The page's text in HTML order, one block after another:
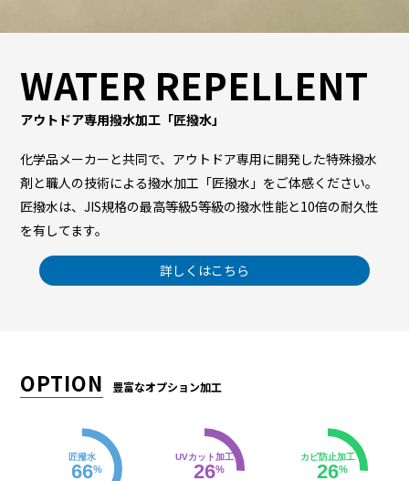
WATER REPELLENT
アウトドア専用撥水加工「匠撥水」
化学品メーカーと共同で、アウトドア専用に開発した特殊撥水
剤と職人の技術による撥水加工「匠撥水」をご体感ください。
匠撥水は、JIS規格の最高等級5等級の撥水性能と10倍の耐久性
を有してます。
詳しくはこちら
OPTION 豊富なオプション加工
匠撥水
66%
UVカット加工
26%
カビ防止加工
26%